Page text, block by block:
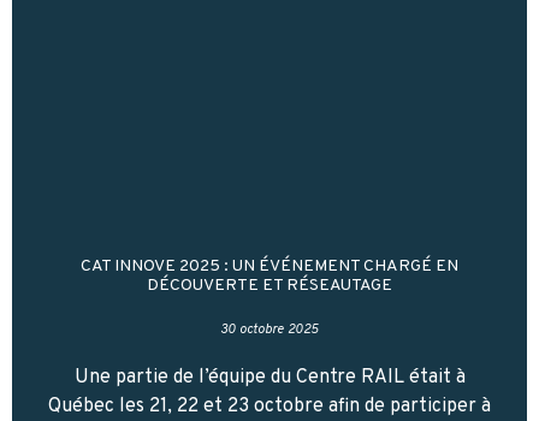
CAT INNOVE 2025 : UN ÉVÉNEMENT CHARGÉ EN
DÉCOUVERTE ET RÉSEAUTAGE
30 octobre 2025
Une partie de l’équipe du Centre RAIL était à
Québec les 21, 22 et 23 octobre afin de participer à